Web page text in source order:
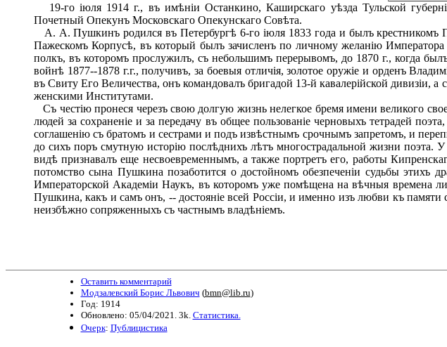
19-го іюля 1914 г., въ имѣніи Останкино, Каширскаго уѣзда Тульской
Почетный Опекунъ Московскаго Опекунскаго Совѣта.
А. А. Пушкинъ родился въ Петербургѣ 6-го іюля 1833 года и былъ крестникомъ
Пажескомъ Корпусѣ, въ который былъ зачисленъ по личному желанію
полкъ, въ которомъ прослужилъ, съ небольшимъ перерывомъ, до 1870 г., когда
войнѣ 1877--1878 г.г., получивъ, за боевыя отличія, золотое оружіе и орденъ
въ Свиту Его Величества, онъ командовалъ бригадой 13-й кавалерійской
женскими Институтами.
Съ честію пронеся черезъ свою долгую жизнь нелегкое бремя имени великого
людей за сохраненіе и за передачу въ общее пользованіе черновыхъ тетрадей
соглашенію съ братомъ и сестрами и подъ извѣстнымъ срочнымъ запретомъ, и
до сихъ поръ смутную исторію послѣднихъ лѣтъ многострадальной жизни
видѣ признавалъ еще несвоевременнымъ, а также портретъ его, работы
потомство сына Пушкина позаботится о достойномъ обезпеченіи судьбы
Императорской Академіи Наукъ, въ которомъ уже помѣщена на вѣчныя времена
Пушкина, какъ и самъ онъ, -- достояніе всей Россіи, и именно изъ любви къ
неизбѣжно сопряженныхъ съ частнымъ владѣніемъ.
Оставить комментарий
Модзалевский Борис Львович (bmn@lib.ru)
Год: 1914
Обновлено: 05/04/2021. 3k. Статистика.
Очерк: Публицистика